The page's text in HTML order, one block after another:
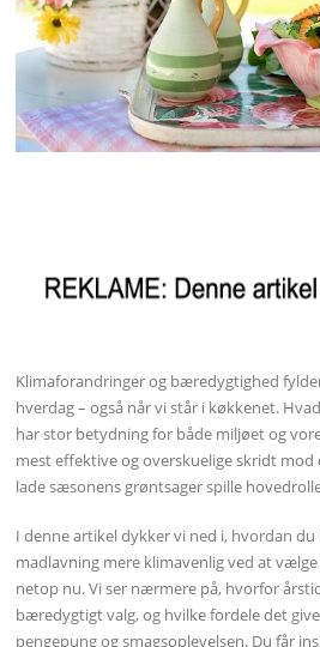
Klimaforandringer og bæredygtighed
hverdag – også når vi står i køkkenet.
har stor betydning for både miljøet og
mest effektive og overskuelige skridt mod
lade sæsonens grøntsager spille
I denne artikel dykker vi ned i, hvordan
madlavning mere klimavenlig ved at
netop nu. Vi ser nærmere på, hvorfor
bæredygtigt valg, og hvilke fordele det
pengepung og smagsoplevelsen. Du får